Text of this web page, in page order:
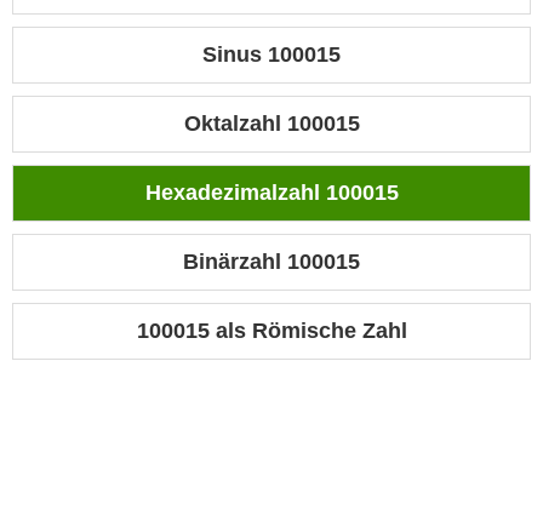
Sinus 100015
Oktalzahl 100015
Hexadezimalzahl 100015
Binärzahl 100015
100015 als Römische Zahl